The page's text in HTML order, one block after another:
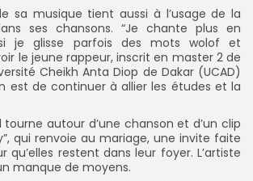
sa musique tient aussi à l’usage de la
ses chansons. “Je chante plus en
je glisse parfois des mots wolof et
le jeune rappeur, inscrit en master 2 de
Cheikh Anta Diop de Dakar (UCAD)
est de continuer à allier les études et la
autour d’une chanson et d’un clip
qui renvoie au mariage, une invite faite
qu’elles restent dans leur foyer. L’artiste
manque de moyens.